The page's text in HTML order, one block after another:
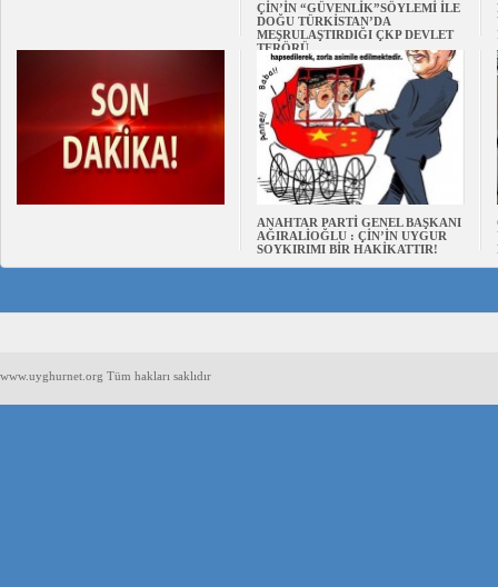
ÇİN’İN “GÜVENLİK”SÖYLEMİ İLE
DOĞU TÜRKİSTAN’DA
MEŞRULAŞTIRDIĞI ÇKP DEVLET
TERÖRÜ
ANAHTAR PARTİ GENEL BAŞKANI
AĞIRALİOĞLU : ÇİN’İN UYGUR
SOYKIRIMI BİR HAKİKATTIR!
www.uyghurnet.org Tüm hakları saklıdır